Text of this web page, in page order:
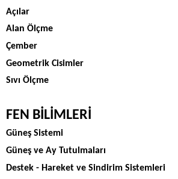
Açılar
Alan Ölçme
Çember
Geometrik Cisimler
Sıvı Ölçme
FEN BİLİMLERİ
Güneş Sistemi
Güneş ve Ay Tutulmaları
Destek - Hareket ve Sindirim Sistemleri